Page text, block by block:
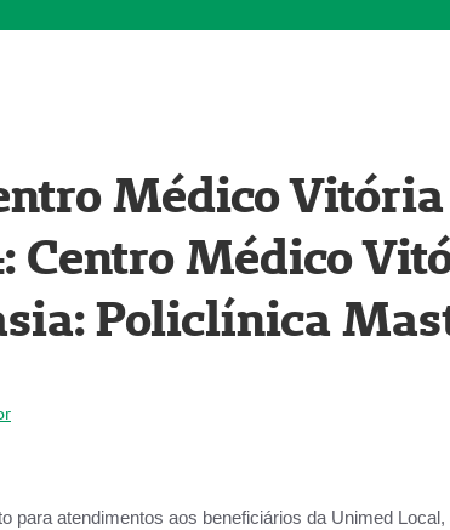
Médico
Centro Médico
Policlínica
para atendimentos aos beneficiários da Unimed